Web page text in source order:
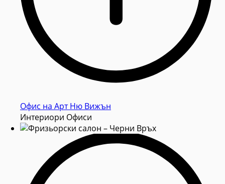
Oфис на Арт Ню Вижън
Интериори Офиси